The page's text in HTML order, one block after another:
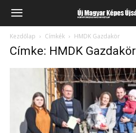
Kezdőlap Címkék HMDK Gazdakör
Címke: HMDK Gazdakör